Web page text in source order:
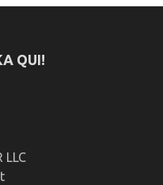
QUI!
LLC